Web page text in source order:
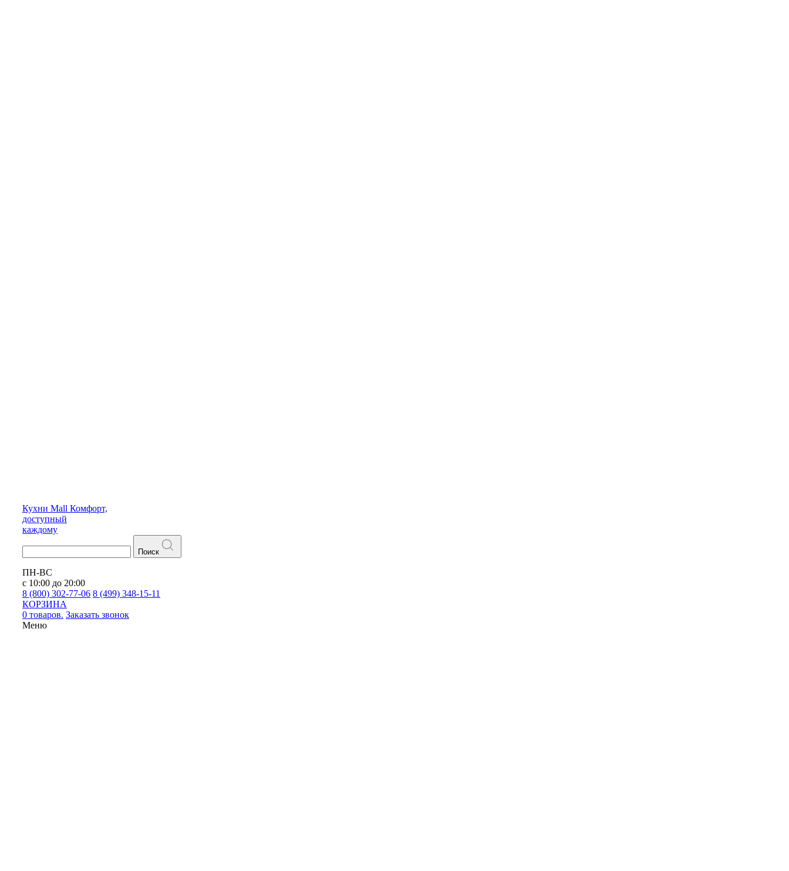
Кухни Mall Комфорт,
доступный
каждому
Поиск
ПН-ВС
с 10:00 до 20:00
8 (800) 302-77-06 8 (499) 348-15-11
КОРЗИНА
0 товаров. Заказать звонок
Меню